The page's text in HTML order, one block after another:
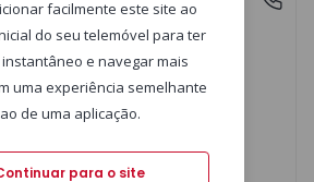
/mês
142 2 4
facilmente este site ao
do seu telemóvel para ter
e navegar mais
uma experiência semelhante
ao de uma aplicação.
para o site